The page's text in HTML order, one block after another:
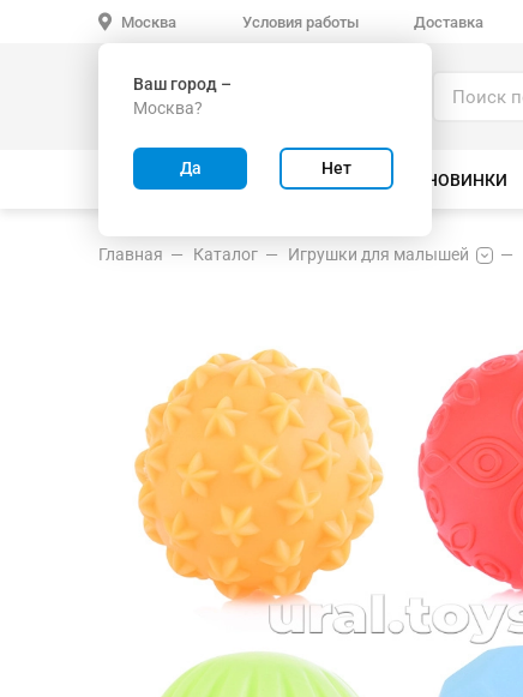
Москва
Ваш город –
Москва?
Да Нет
Условия работы Доставка
ВСЕ ТОВАРЫ ВЕЛОСИПЕДЫ НОВИНКИ
Главная Каталог Игрушки для малышей